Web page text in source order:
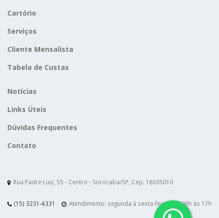
Cartório
Serviços
Cliente Mensalista
Tabela de Custas
Notícias
Links Úteis
Dúvidas Frequentes
Contato
Rua Padre Luiz, 55 - Centro - Sorocaba/SP, Cep: 18035010
(15) 3231-4331 Atendimento: segunda à sexta-feira das 09h às 17h